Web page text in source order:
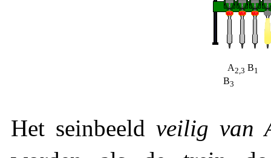
A2,3 B1
B3
Het seinbeeldveilig van